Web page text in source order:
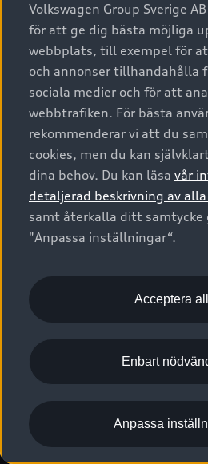
A6 modellerna
SUV
Avant
Audi Sport
Privatleasing
Nya bilar i lager
Begagnade bilar i lager
Audi approved :plus - så gott som
Finansiering
Audi exclusive
Provkörning
Service & tillbehör
Audi digital services
Originaltillbehör - köp online
Garantier
Försäkring
Digitala manualer för din Audi
Audi Collection – livsstilsartiklar
Vanliga frågor
2G/3G nätet stängs ned - Hur
Tjänstebil
Tjänstebil
Business lease online
Företagsleasing
Om Audi Sverige
Kontakta oss
Audi Återförsäljare/-
myAudi
Pressmeddelanden
Nyhetsbrev
Vårt hållbarhetsarbete
Lediga tjänster huvudkontor
Lediga tjänster hos Audi
Kommentar till mediauppgifter
© 2026 AUDI SVERIGE. All
Utgivare Juridiskt
Juridiskt
Juridiskt Audi Digital Giveaway
Anpassa inställningar för cookies
Visselblåsarkanaler
Volkswagen Group Sverige
för att ge dig bästa möjliga
webbplats, till exempel för
och annonser tillhandahålla
sociala medier och för att
webbtrafiken. För bästa
rekommenderar vi att du
cookies, men du kan
dina behov. Du kan läsa vår
detaljerad beskrivning av alla
samt återkalla ditt samtycke
"Anpassa inställningar“.
Acceptera
Enbart
Anpassa